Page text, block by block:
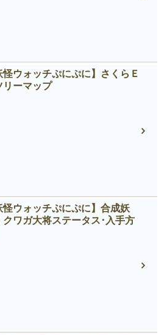
怪ウォッチぷにぷに】さくらＥ
リーマップ
怪ウォッチぷにぷに】合成妖
クワガ大将ステータス･入手方